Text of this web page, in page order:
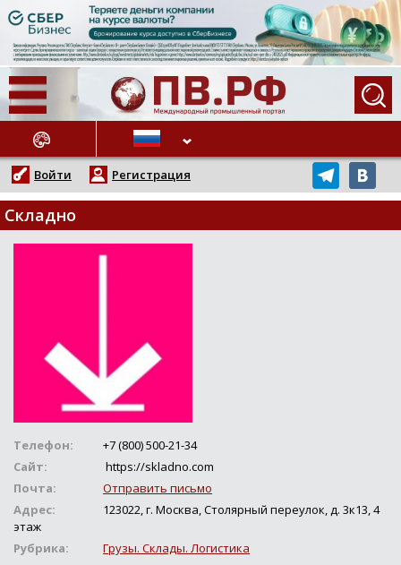
НОВОСТИ
Войти Регистрация
Складно
Телефон:
+7 (800) 500-21-34
Сайт:
https://skladno.com
Почта:
Отправить письмо
Адрес:
123022, г. Москва, Столярный переулок, д. 3к13, 4
этаж
Рубрика:
Грузы. Склады. Логистика